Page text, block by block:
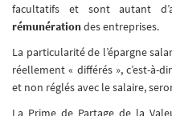
facultatifs et sont autant
rémunérationdes entreprises.
La particularité de l’épargne
réellement « différés », c’est-à-
et non réglés avec le salaire,
La Prime de Partage de la